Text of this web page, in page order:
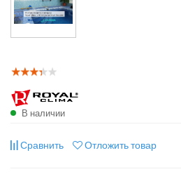
В наличии
Сравнить Отложить товар